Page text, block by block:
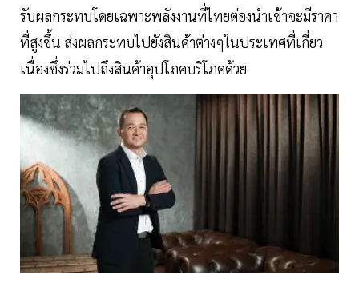
รับผลกระทบโดยเฉพาะพลังงานที่ไทยต่องนำเข้าจะมีราคา
ที่สูงขึ้น ส่งผลกระทบไปยังสินค้าต่างๆในประเทศที่เกี่ยว
เนื่องซึ่งร่วมไปถึงสินค้าอุปโภคบริโภคด้วย